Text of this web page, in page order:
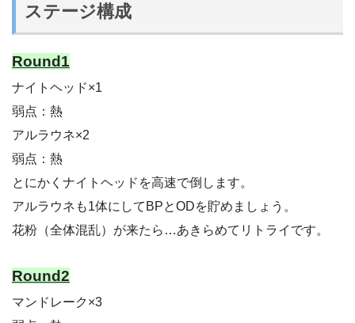
ステージ構成
Round1
ナイトヘッド×1
弱点：熱
アルラウネ×2
弱点：熱
とにかくナイトヘッドを高速で倒します。
アルラウネも1体にしてBPとODを貯めましょう。
花粉（全体混乱）が来たら…あきらめてリトライです。
Round2
マンドレーク×3